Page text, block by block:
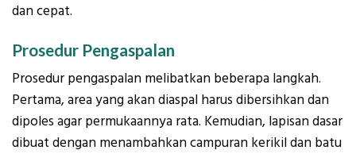
dan cepat.
Prosedur Pengaspalan
Prosedur pengaspalan melibatkan beberapa langkah.
Pertama, area yang akan diaspal harus dibersihkan dan
dipoles agar permukaannya rata. Kemudian, lapisan dasar
dibuat dengan menambahkan campuran kerikil dan batu